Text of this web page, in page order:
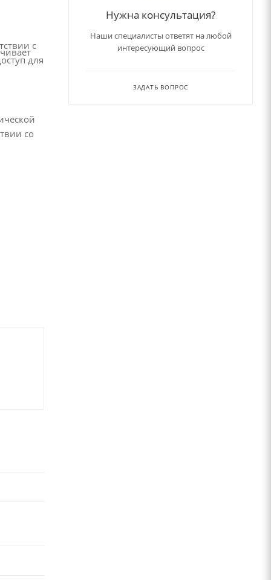
с
для
со
Нужна консультация?
Наши специалисты ответят на любой
интересующий вопрос
ЗАДАТЬ ВОПРОС